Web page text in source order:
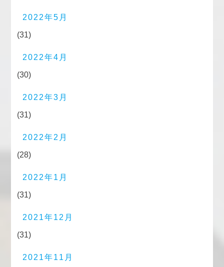
2022年5月
(31)
2022年4月
(30)
2022年3月
(31)
2022年2月
(28)
2022年1月
(31)
2021年12月
(31)
2021年11月